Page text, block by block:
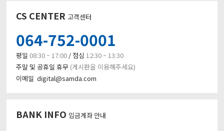
CS CENTER고객센터
064-752-0001
평일 08:30 ~ 17:00 / 점심12:30 ~ 13:30
주말 및 공휴일 휴무 (게시판을 이용해주세요)
이메일 digital@samda.com
BANK INFO 입금계좌 안내